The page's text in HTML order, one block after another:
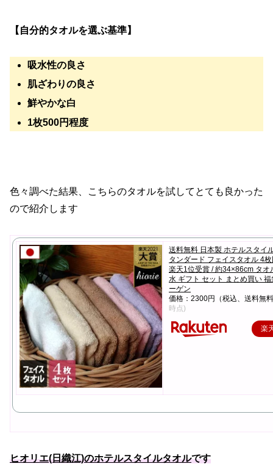
【自分的タオルを選ぶ基準】
吸水性の良さ
肌ざわりの良さ
鮮やかな白
1枚500円程度
色々調べた結果、こちらのタオルを試してとても良かった
ので紹介します
送料無料 日本製 ホテルスタイ
タンダード フェイスタオル 4
楽天1位受賞 / 約34×86cm タオ
水 ギフト セット まとめ買い
ーゲン
価格：2300円（税込、送料無
時点)
楽
ヒオリエ(日織江)のホテルスタイルタオルです